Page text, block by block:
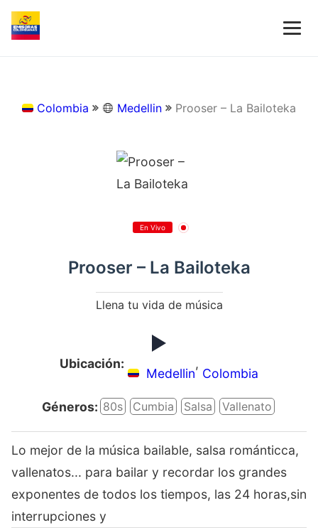
Colombia Medellin Prooser – La Bailoteka
En Vivo
Prooser – La Bailoteka
Llena tu vida de música
Ubicación:
Medellin
,
Colombia
Géneros: 80s Cumbia Salsa Vallenato
Lo mejor de la música bailable, salsa románticca,
vallenatos... para bailar y recordar los grandes
exponentes de todos los tiempos, las 24 horas,sin
interrupciones y